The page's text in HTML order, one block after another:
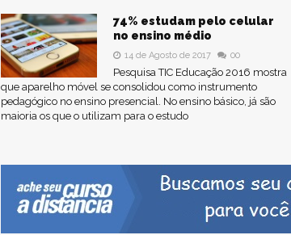
74% estudam pelo celular
no ensino médio
14 de Agosto de 2017 00
Pesquisa TIC Educação 2016 mostra
que aparelho móvel se consolidou como instrumento
pedagógico no ensino presencial. No ensino básico, já são
maioria os que o utilizam para o estudo